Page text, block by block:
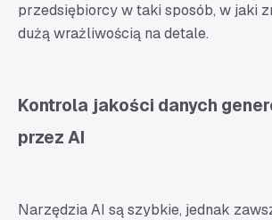
przedsiębiorcy w taki sposób, w jaki
dużą wrażliwością na detale.
Kontrola jakości danych
przez AI
Narzędzia AI są szybkie, jednak